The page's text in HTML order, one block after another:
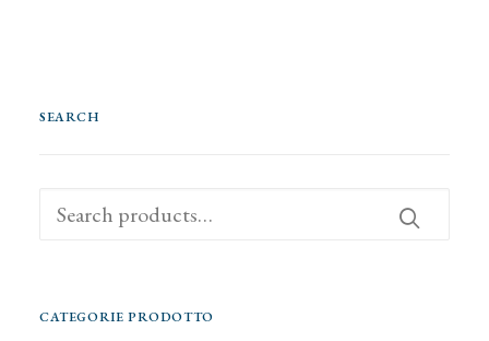
SEARCH
Search
CATEGORIE PRODOTTO